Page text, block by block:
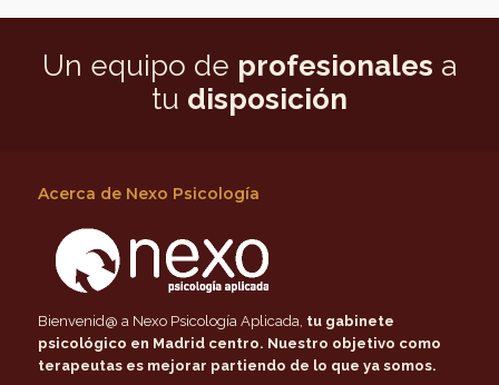
Un equipo de profesionales a
tu disposición
Acerca de Nexo Psicología
Bienvenid@ a Nexo Psicología Aplicada, tu gabinete
psicológico en Madrid centro. Nuestro objetivo como
terapeutas es mejorar partiendo de lo que ya somos.